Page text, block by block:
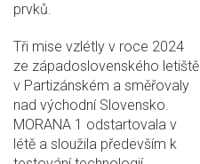
prvků.
Tři mise vzlétly v roce 2024
ze západoslovenského letiště
v Partizánském a směřovaly
nad východní Slovensko.
MORANA 1 odstartovala v
létě a sloužila především k